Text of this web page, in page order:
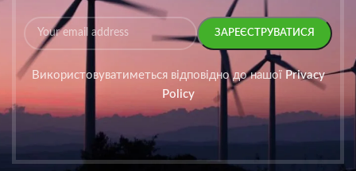
Використовуватиметься відповідно до нашої Privacy
Policy